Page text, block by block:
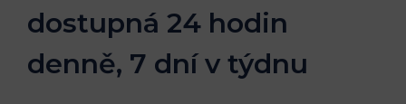
dostupná 24 hodin
denně, 7 dní v týdnu